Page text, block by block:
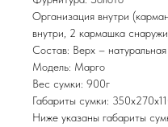
Организация внутри
внутри, 2 кармашка
Состав: Верх –
Модель: Марго
Вес сумки: 900г
Габариты сумки:
Ниже указаны габариты